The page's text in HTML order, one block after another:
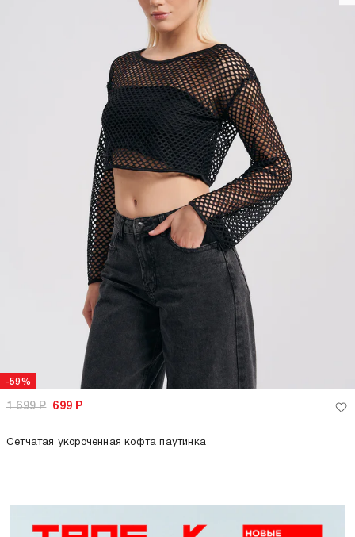
-59%
1 699Р 699 Р
Сетчатая укороченная кофта паутинка